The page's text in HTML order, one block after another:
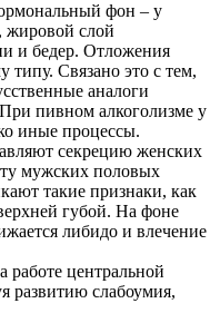
фон – у
жировой слой
и бедер. Отложения
типу. Связано это с тем,
аналоги
пивном алкоголизме у
иные процессы.
секрецию женских
мужских половых
такие признаки, как
губой. На фоне
либидо и влечение
работе центральной
развитию слабоумия,